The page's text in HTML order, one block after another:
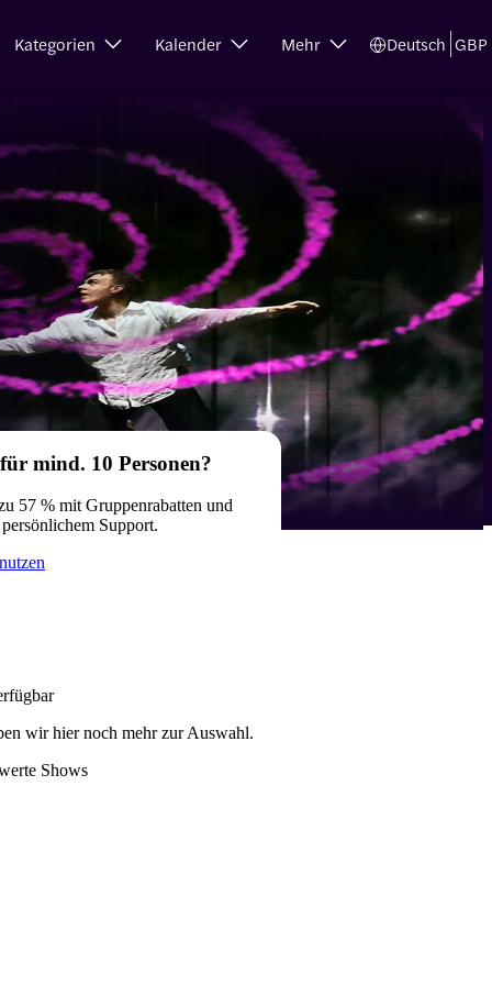
Kategorien Kalender Mehr Deutsch GBP
mind. 10 Personen?
57 % mit Gruppenrabatten und
Support.
wir hier noch mehr zur Auswahl.
Shows